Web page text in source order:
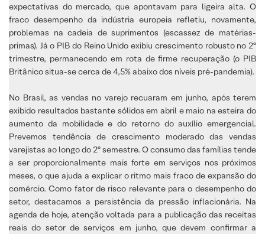
expectativas do mercado, que apontavam para ligeira alta. O
fraco desempenho da indústria europeia refletiu, novamente,
problemas na cadeia de suprimentos (escassez de matérias-
primas). Já o PIB do Reino Unido exibiu crescimento robusto no 2º
trimestre, permanecendo em rota de firme recuperação (o PIB
Britânico situa-se cerca de 4,5% abaixo dos níveis pré-pandemia).
No Brasil, as vendas no varejo recuaram em junho, após terem
exibido resultados bastante sólidos em abril e maio na esteira do
aumento da mobilidade e do retorno do auxílio emergencial.
Prevemos tendência de crescimento moderado das vendas
varejistas ao longo do 2º semestre. O consumo das famílias tende
a ser proporcionalmente mais forte em serviços nos próximos
meses, o que ajuda a explicar o ritmo mais fraco de expansão do
comércio. Como fator de risco relevante para o desempenho do
setor, destacamos a persistência da pressão inflacionária. Na
agenda de hoje, atenção voltada para a publicação das receitas
reais do setor de serviços em junho, que devem confirmar a